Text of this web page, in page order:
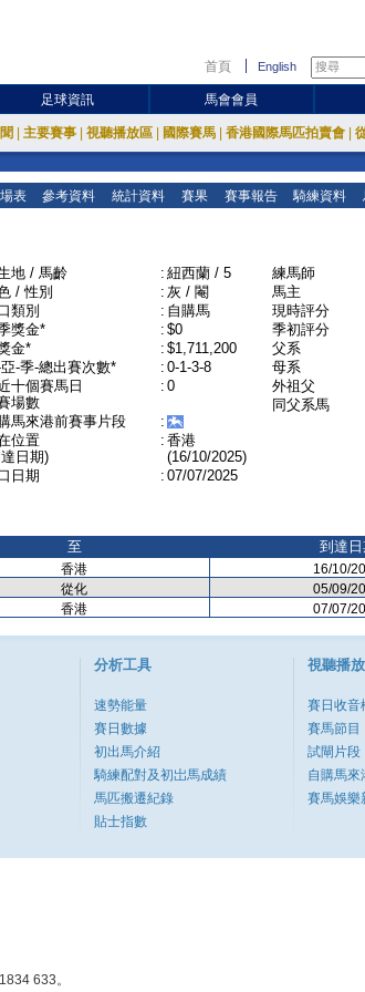
首頁 English
足球資訊 馬會會員
主要賽事 視聽播放區 國際賽馬 香港國際馬匹拍賣會
表 參考資料 統計資料 賽果 賽事報告 騎練資料
地 / 馬齡 : 紐西蘭 / 5
/ 性別
: 灰 / 閹
類別
: 自購馬
獎金*
: $0
金*
: $1,711,200
-季-總出賽次數*
: 0-1-3-8
十個賽馬日
場數
: 0
馬來港前賽事片段
:
位置
日期)
: 香港
(16/10/2025)
日期
: 07/07/2025
練馬師
馬主
現時評分
季初評分
父系
母系
外祖父
同父系馬
至 到達日
香港
16/10/
從化
05/09/
香港
07/07/
分析工具
速勢能量
賽日數據
初出馬介紹
騎練配對及初岀馬成績
馬匹搬遷紀錄
貼士指數
視聽播
賽日收音
賽馬節目
試閘片段
自購馬來
賽馬娛樂
633。